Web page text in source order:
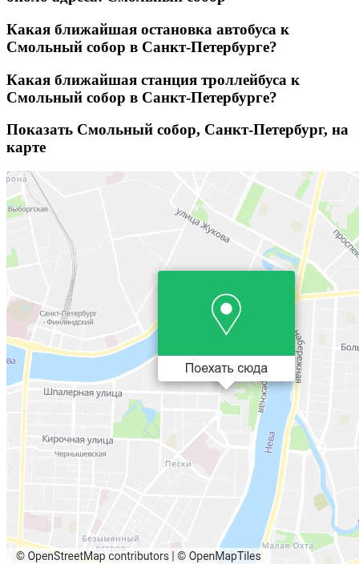
Какая ближайшая остановка автобуса к
Смольный собор в Санкт-Петербурге?
Какая ближайшая станция троллейбуса к
Смольный собор в Санкт-Петербурге?
Показать Смольный собор, Санкт-Петербург, на
карте